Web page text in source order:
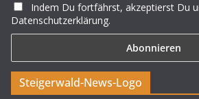
Indem Du fortfährst, akzeptierst Du
Datenschutzerklärung.
Steigerwald-News-Logo